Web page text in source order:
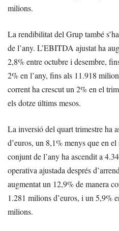
milions.
La rendibilitat del Grup també
de l’any. L’EBITDA ajustat ha
2,8% entre octubre i desembre,
2% en l’any, fins als 11.918
corrent ha crescut un 2% en el
els dotze últims mesos.
La inversió del quart trimestre ha
d’euros, un 8,1% menys que en
conjunt de l’any ha ascendit a
operativa ajustada després
augmentat un 12,9% de manera
1.281 milions d’euros, i un 5,9%
milions.